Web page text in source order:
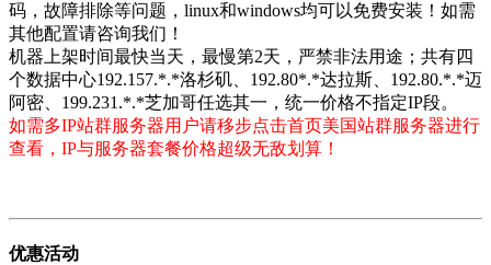
码，故障排除等问题，linux和windows均可以免费安装！如需
其他配置请咨询我们！
机器上架时间最快当天，最慢第2天，严禁非法用途；共有四
个数据中心192.157.*.*洛杉矶、192.80*.*达拉斯、192.80.*.*迈
阿密、199.231.*.*芝加哥任选其一，统一价格不指定IP段。
如需多IP站群服务器用户请移步点击首页美国站群服务器进行
查看，IP与服务器套餐价格超级无敌划算！
优惠活动